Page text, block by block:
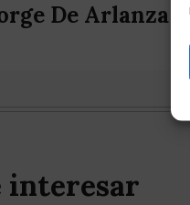
De Arlanza
interesar